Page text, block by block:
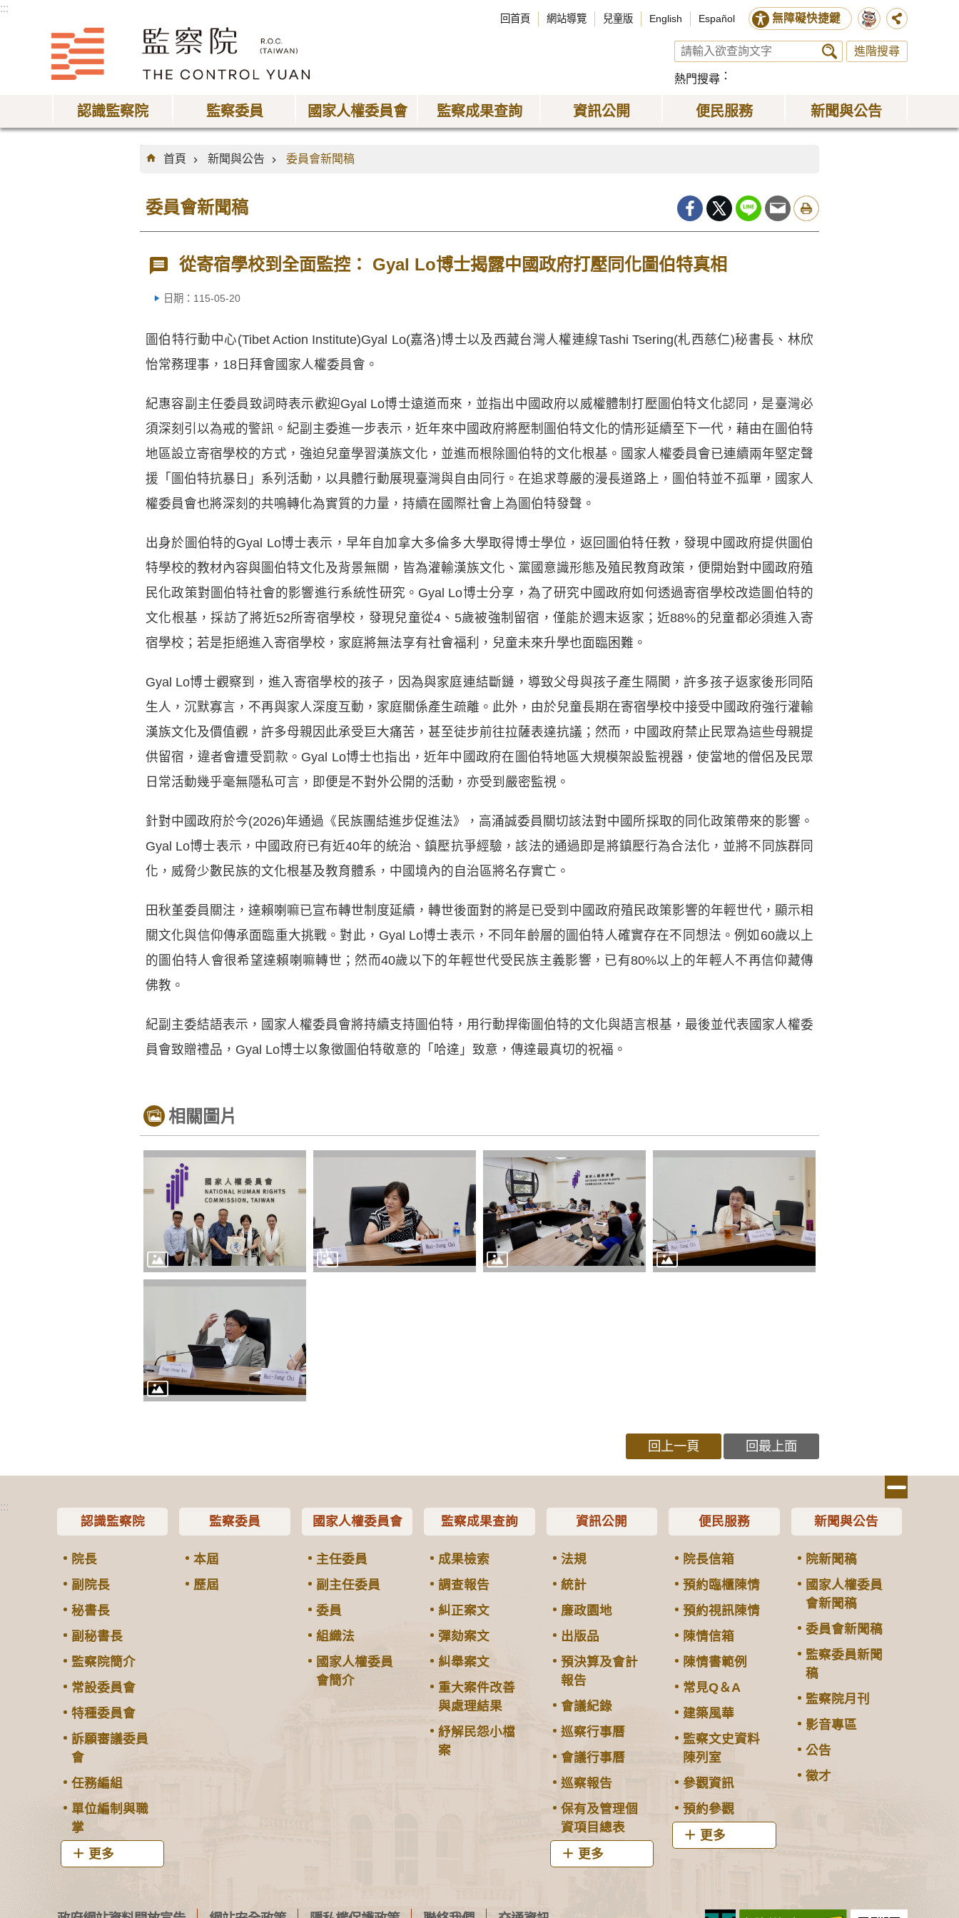
:::
回首頁 網站導覽 兒童版 English Español 無障礙快捷鍵
進階搜尋
熱門搜尋
認識監察院 監察委員 國家人權委員會 監察成果查詢 資訊公開 便民服務 新聞與公告
:::
首頁
新聞與公告 委員會新聞稿
委員會新聞稿
從寄宿學校到全面監控： Gyal Lo博士揭露中國政府打壓同化圖伯特真相
日期：115-05-20
圖伯特行動中心(Tibet Action Institute)Gyal Lo(嘉洛)博士以及西藏台灣人權連線Tashi Tsering(札西慈仁)秘書長、林欣
怡常務理事，18日拜會國家人權委員會。
紀惠容副主任委員致詞時表示歡迎Gyal Lo博士遠道而來，並指出中國政府以威權體制打壓圖伯特文化認同，是臺灣必
須深刻引以為戒的警訊。紀副主委進一步表示，近年來中國政府將壓制圖伯特文化的情形延續至下一代，藉由在圖伯特
地區設立寄宿學校的方式，強迫兒童學習漢族文化，並進而根除圖伯特的文化根基。國家人權委員會已連續兩年堅定聲
援「圖伯特抗暴日」系列活動，以具體行動展現臺灣與自由同行。在追求尊嚴的漫長道路上，圖伯特並不孤單，國家人
權委員會也將深刻的共鳴轉化為實質的力量，持續在國際社會上為圖伯特發聲。
出身於圖伯特的Gyal Lo博士表示，早年自加拿大多倫多大學取得博士學位，返回圖伯特任教，發現中國政府提供圖伯
特學校的教材內容與圖伯特文化及背景無關，皆為灌輸漢族文化、黨國意識形態及殖民教育政策，便開始對中國政府殖
民化政策對圖伯特社會的影響進行系統性研究。Gyal Lo博士分享，為了研究中國政府如何透過寄宿學校改造圖伯特的
文化根基，採訪了將近52所寄宿學校，發現兒童從4、5歲被強制留宿，僅能於週末返家；近88%的兒童都必須進入寄
宿學校；若是拒絕進入寄宿學校，家庭將無法享有社會福利，兒童未來升學也面臨困難。
Gyal Lo博士觀察到，進入寄宿學校的孩子，因為與家庭連結斷鏈，導致父母與孩子產生隔閡，許多孩子返家後形同陌
生人，沉默寡言，不再與家人深度互動，家庭關係產生疏離。此外，由於兒童長期在寄宿學校中接受中國政府強行灌輸
漢族文化及價值觀，許多母親因此承受巨大痛苦，甚至徒步前往拉薩表達抗議；然而，中國政府禁止民眾為這些母親提
供留宿，違者會遭受罰款。Gyal Lo博士也指出，近年中國政府在圖伯特地區大規模架設監視器，使當地的僧侶及民眾
日常活動幾乎毫無隱私可言，即便是不對外公開的活動，亦受到嚴密監視。
針對中國政府於今(2026)年通過《民族團結進步促進法》，高涌誠委員關切該法對中國所採取的同化政策帶來的影響。
Gyal Lo博士表示，中國政府已有近40年的統治、鎮壓抗爭經驗，該法的通過即是將鎮壓行為合法化，並將不同族群同
化，威脅少數民族的文化根基及教育體系，中國境內的自治區將名存實亡。
田秋堇委員關注，達賴喇嘛已宣布轉世制度延續，轉世後面對的將是已受到中國政府殖民政策影響的年輕世代，顯示相
關文化與信仰傳承面臨重大挑戰。對此，Gyal Lo博士表示，不同年齡層的圖伯特人確實存在不同想法。例如60歲以上
的圖伯特人會很希望達賴喇嘛轉世；然而40歲以下的年輕世代受民族主義影響，已有80%以上的年輕人不再信仰藏傳
佛教。
紀副主委結語表示，國家人權委員會將持續支持圖伯特，用行動捍衛圖伯特的文化與語言根基，最後並代表國家人權委
員會致贈禮品，Gyal Lo博士以象徵圖伯特敬意的「哈達」致意，傳達最真切的祝福。
相關圖片
回上一頁 回最上面
:::
認識監察院
院長
副院長
秘書長
副秘書長
監察院簡介
常設委員會
特種委員會
訴願審議委員
會
任務編組
單位編制與職
掌
更多
監察委員
本屆
歷屆
國家人權委員會
主任委員
副主任委員
委員
組織法
國家人權委員
會簡介
監察成果查詢
成果檢索
調查報告
糾正案文
彈劾案文
糾舉案文
重大案件改善
與處理結果
紓解民怨小檔
案
資訊公開
法規
統計
廉政園地
出版品
預決算及會計
報告
會議紀錄
巡察行事曆
會議行事曆
巡察報告
保有及管理個
資項目總表
更多
便民服務
院長信箱
預約臨櫃陳情
預約視訊陳情
陳情信箱
陳情書範例
常見Q＆A
建築風華
監察文史資料
陳列室
參觀資訊
預約參觀
更多
新聞與公告
院新聞稿
國家人權委員
會新聞稿
委員會新聞稿
監察委員新聞
稿
監察院月刊
影音專區
公告
徵才